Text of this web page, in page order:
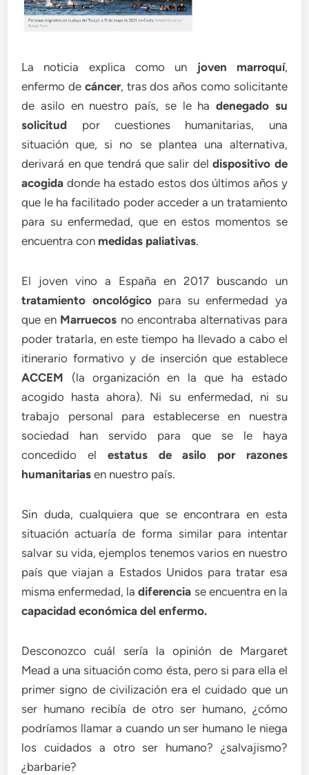
La noticia explica como un joven marroquí,
enfermo de cáncer, tras dos años como solicitante
de asilo en nuestro país, se le hadenegado su
solicitud por cuestiones humanitarias, una
situación que, si no se plantea una alternativa,
derivará en que tendrá que salir deldispositivo de
acogida donde ha estado estos dos últimos años y
que le ha facilitado poder acceder a un tratamiento
para su enfermedad, que en estos momentos se
encuentra con medidas paliativas.
El joven vino a España en 2017 buscando un
tratamiento oncológicopara su enfermedad ya
que en Marruecos no encontraba alternativas para
poder tratarla, en este tiempo ha llevado a cabo el
itinerario formativo y de inserción que establece
ACCEM (la organización en la que ha estado
acogido hasta ahora). Ni su enfermedad, ni su
trabajo personal para establecerse en nuestra
sociedad han servido para que se le haya
concedido el estatus de asilo por razones
humanitarias en nuestro país.
Sin duda, cualquiera que se encontrara en esta
situación actuaría de forma similar para intentar
salvar su vida, ejemplos tenemos varios en nuestro
país que viajan a Estados Unidos para tratar esa
misma enfermedad, ladiferencia se encuentra en la
capacidad económica del enfermo.
Desconozco cuál sería la opinión de Margaret
Mead a una situación como ésta, pero si para ella el
primer signo de civilización era el cuidado que un
ser humano recibía de otro ser humano, ¿cómo
podríamos llamar a cuando un ser humano le niega
los cuidados a otro ser humano? ¿salvajismo?
¿barbarie?